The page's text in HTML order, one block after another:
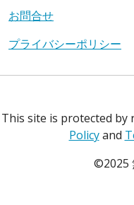
お問合せ
プライバシーポリシー
This site is protected by
Policyand
©2025